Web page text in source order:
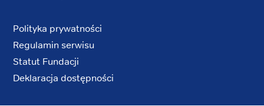
Polityka prywatności
Regulamin serwisu
Statut Fundacji
Deklaracja dostępności